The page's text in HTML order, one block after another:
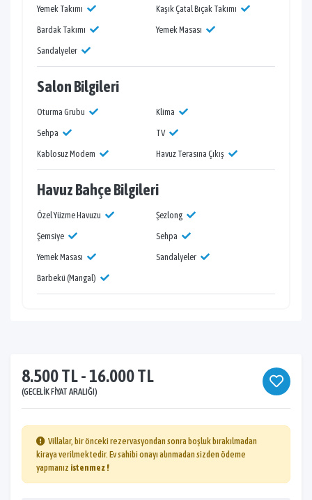
Yemek Takımı
Kaşık Çatal Bıçak Takımı
Bardak Takımı
Yemek Masası
Sandalyeler
Salon Bilgileri
Oturma Grubu
Klima
Sehpa
TV
Kablosuz Modem
Havuz Terasına Çıkış
Havuz Bahçe Bilgileri
Özel Yüzme Havuzu
Şezlong
Şemsiye
Sehpa
Yemek Masası
Sandalyeler
Barbekü (Mangal)
8.500 TL - 16.000 TL
(GECELIK FIYAT ARALIĞI)
Villalar, bir önceki rezervasyondan sonra boşluk bırakılmadan
kiraya verilmektedir. Ev sahibi onayı alınmadan sizden ödeme
yapmanız istenmez !